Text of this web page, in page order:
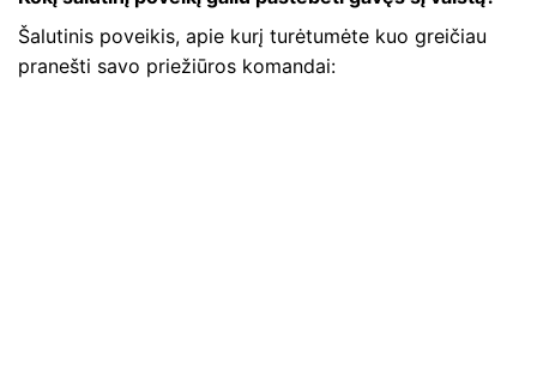
Šalutinis poveikis, apie kurį turėtumėte kuo greičiau
pranešti savo priežiūros komandai: